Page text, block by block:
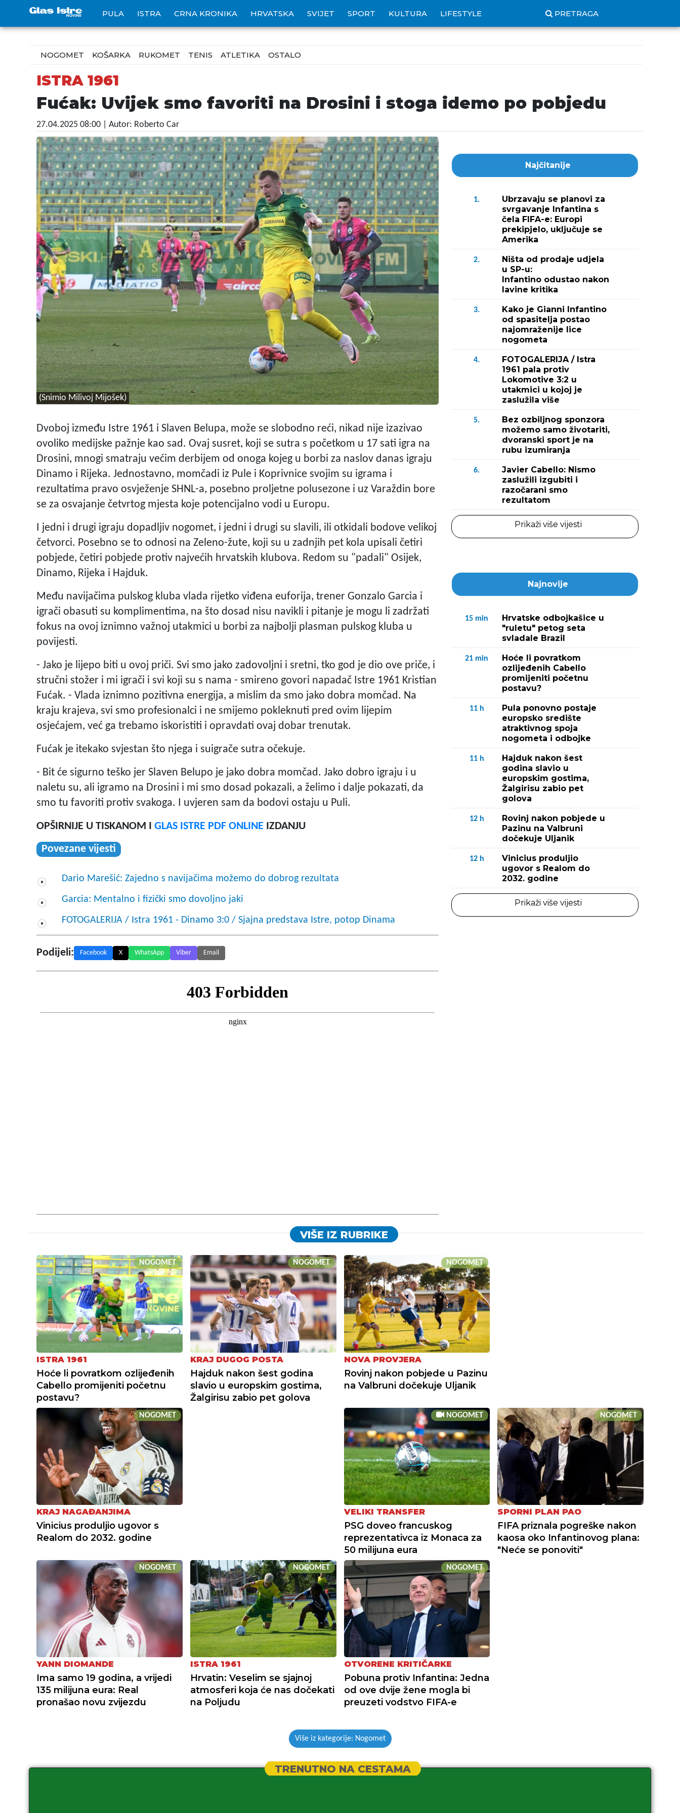
PULA ISTRA CRNA KRONIKA HRVATSKA SVIJET SPORT KULTURA LIFESTYLE PRETRAGA
NOGOMET KOŠARKA RUKOMET TENIS ATLETIKA OSTALO
ISTRA 1961
Fućak: Uvijek smo favoriti na Drosini i stoga idemo po pobjedu
27.04.2025 08:00 | Autor: Roberto Car
(Snimio Milivoj Mijošek)
Dvoboj između Istre 1961 i Slaven Belupa, može se slobodno reći, nikad nije izazivao
ovoliko medijske pažnje kao sad. Ovaj susret, koji se sutra s početkom u 17 sati igra na
Drosini, mnogi smatraju većim derbijem od onoga kojeg u borbi za naslov danas igraju
Dinamo i Rijeka. Jednostavno, momčadi iz Pule i Koprivnice svojim su igrama i
rezultatima pravo osvježenje SHNL-a, posebno proljetne polusezone i uz Varaždin bore
se za osvajanje četvrtog mjesta koje potencijalno vodi u Europu.
I jedni i drugi igraju dopadljiv nogomet, i jedni i drugi su slavili, ili otkidali bodove velikoj
četvorci. Posebno se to odnosi na Zeleno-žute, koji su u zadnjih pet kola upisali četiri
pobjede, četiri pobjede protiv najvećih hrvatskih klubova. Redom su "padali" Osijek,
Dinamo, Rijeka i Hajduk.
Među navijačima pulskog kluba vlada rijetko viđena euforija, trener Gonzalo Garcia i
igrači obasuti su komplimentima, na što dosad nisu navikli i pitanje je mogu li zadržati
fokus na ovoj iznimno važnoj utakmici u borbi za najbolji plasman pulskog kluba u
povijesti.
- Jako je lijepo biti u ovoj priči. Svi smo jako zadovoljni i sretni, tko god je dio ove priče, i
stručni stožer i mi igrači i svi koji su s nama - smireno govori napadač Istre 1961 Kristian
Fućak. - Vlada iznimno pozitivna energija, a mislim da smo jako dobra momčad. Na
kraju krajeva, svi smo profesionalci i ne smijemo pokleknuti pred ovim lijepim
osjećajem, već ga trebamo iskoristiti i opravdati ovaj dobar trenutak.
Fućak je itekako svjestan što njega i suigrače sutra očekuje.
- Bit će sigurno teško jer Slaven Belupo je jako dobra momčad. Jako dobro igraju i u
naletu su, ali igramo na Drosini i mi smo dosad pokazali, a želimo i dalje pokazati, da
smo tu favoriti protiv svakoga. I uvjeren sam da bodovi ostaju u Puli.
OPŠIRNIJE U TISKANOM I GLAS ISTRE PDF ONLINE IZDANJU
Povezane vijesti
Dario Marešić: Zajedno s navijačima možemo do dobrog rezultata
Garcia: Mentalno i fizički smo dovoljno jaki
FOTOGALERIJA / Istra 1961 - Dinamo 3:0 / Sjajna predstava Istre, potop Dinama
Podijeli: Facebook X WhatsApp Viber Email
Najčitanije
1.
Ubrzavaju se planovi za
svrgavanje Infantina s
čela FIFA-e: Europi
prekipjelo, uključuje se
Amerika
2.
Ništa od prodaje udjela
u SP-u:
Infantino odustao nakon
lavine kritika
3.
Kako je Gianni Infantino
od spasitelja postao
najomraženije lice
nogometa
4.
FOTOGALERIJA / Istra
1961 pala protiv
Lokomotive 3:2 u
utakmici u kojoj je
zaslužila više
5.
Bez ozbiljnog sponzora
možemo samo životariti,
dvoranski sport je na
rubu izumiranja
6.
Javier Cabello: Nismo
zaslužili izgubiti i
razočarani smo
rezultatom
Prikaži više vijesti
Najnovije
15 min
Hrvatske odbojkašice u
"ruletu" petog seta
svladale Brazil
21 min
Hoće li povratkom
ozlijeđenih Cabello
promijeniti početnu
postavu?
11 h
Pula ponovno postaje
europsko središte
atraktivnog spoja
nogometa i odbojke
11 h
Hajduk nakon šest
godina slavio u
europskim gostima,
Žalgirisu zabio pet
golova
12 h
Rovinj nakon pobjede u
Pazinu na Valbruni
dočekuje Uljanik
12 h
Vinicius produljio
ugovor s Realom do
2032. godine
Prikaži više vijesti
VIŠE IZ RUBRIKE
NOGOMET
ISTRA 1961
Hoće li povratkom ozlijeđenih
Cabello promijeniti početnu
postavu?
NOGOMET
KRAJ DUGOG POSTA
Hajduk nakon šest godina
slavio u europskim gostima,
Žalgirisu zabio pet golova
NOGOMET
NOVA PROVJERA
Rovinj nakon pobjede u Pazinu
na Valbruni dočekuje Uljanik
NOGOMET
KRAJ NAGAĐANJIMA
Vinicius produljio ugovor s
Realom do 2032. godine
NOGOMET
VELIKI TRANSFER
PSG doveo francuskog
reprezentativca iz Monaca za
50 milijuna eura
NOGOMET
SPORNI PLAN PAO
FIFA priznala pogreške nakon
kaosa oko Infantinovog plana:
"Neće se ponoviti"
NOGOMET
YANN DIOMANDE
Ima samo 19 godina, a vrijedi
135 milijuna eura: Real
pronašao novu zvijezdu
NOGOMET
ISTRA 1961
Hrvatin: Veselim se sjajnoj
atmosferi koja će nas dočekati
na Poljudu
NOGOMET
OTVORENE KRITIČARKE
Pobuna protiv Infantina: Jedna
od ove dvije žene mogla bi
preuzeti vodstvo FIFA-e
Više iz kategorije: Nogomet
TRENUTNO NA CESTAMA